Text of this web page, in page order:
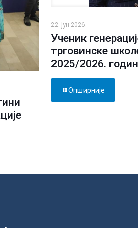
22. јун 2026.
Ученик
трговинске
2025/2026.
Опширније